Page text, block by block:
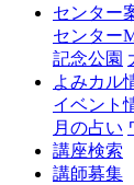
センター
センター
記念公園
よみカル
イベント
月の占い
講座検索
講師募集